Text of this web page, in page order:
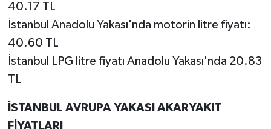
40.17 TL
İstanbul Anadolu Yakası'nda motorin litre fiyatı:
40.60 TL
İstanbul LPG litre fiyatı Anadolu Yakası'nda 20.83
TL
İSTANBUL AVRUPA YAKASI AKARYAKIT
FİYATLARI